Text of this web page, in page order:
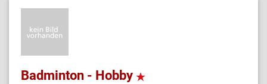
Badminton - Hobby